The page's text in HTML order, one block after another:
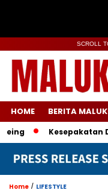
SCROLL
HOME BERITA
Kesepakatan Dagang
Home / LIFESTYLE